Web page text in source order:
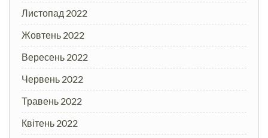
Листопад 2022
Жовтень 2022
Вересень 2022
Червень 2022
Травень 2022
Квітень 2022